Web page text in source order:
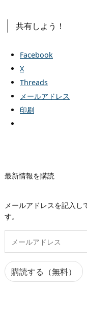
共有しよう！
Facebook
X
Threads
メールアドレス
印刷
最新情報を購読
メールアドレスを記入し
す。
ア
ド
購読する（無料）